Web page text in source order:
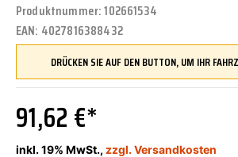
Produktnummer:102661534
EAN: 4027816388432
91,62 €*
inkl. 19% MwSt., zzgl. Versandkosten